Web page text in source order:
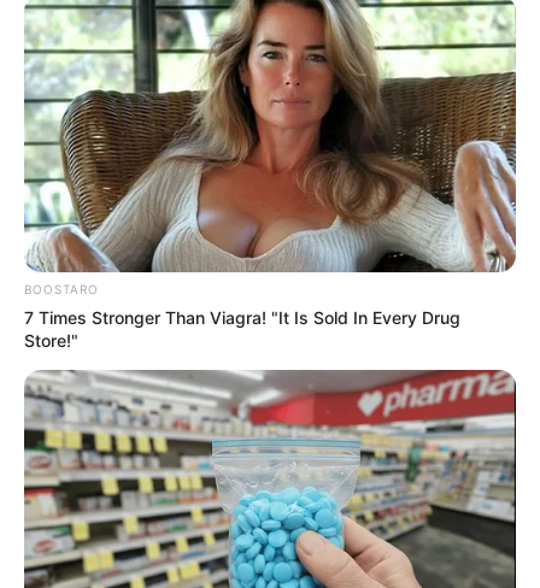
BOOSTARO
7 Times Stronger Than Viagra! "It Is Sold In Every Drug
Store!"